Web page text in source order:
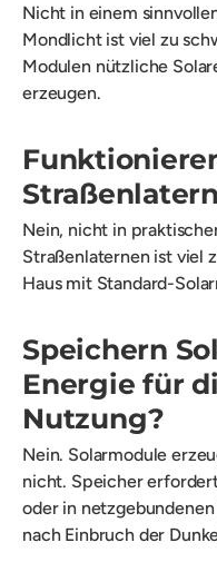
Nicht in einem
Mondlicht ist viel zu
Modulen nützliche
erzeugen.
Nein, nicht in
Straßenlaternen ist viel
Haus mit Standard-
Speichern
Energie für
Nutzung?
Nein. Solarmodule
nicht. Speicher
oder in
nach Einbruch der